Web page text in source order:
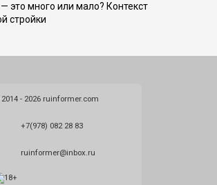
это много или мало? Контекст
стройки
- 2026 ruinformer.com
+7(978) 082 28 83
ruinformer@inbox.ru